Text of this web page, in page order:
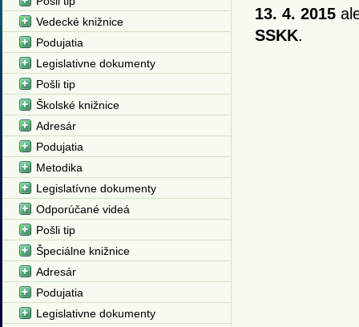
13. 4. 2015
SSKK.
Vedecké knižnice
Podujatia
Legislativne dokumenty
Pošli tip
Školské knižnice
Adresár
Podujatia
Metodika
Legislatívne dokumenty
Odporúčané videá
Pošli tip
Špeciálne knižnice
Adresár
Podujatia
Legislativne dokumenty